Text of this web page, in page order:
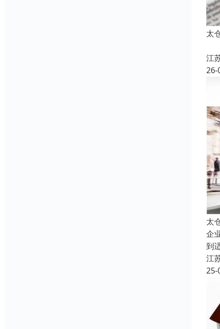
太
江
26-
太
企
到
江
25-